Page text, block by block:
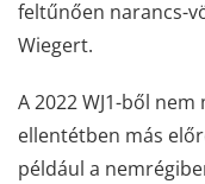
feltűnően narancs-
Wiegert.
A 2022 WJ1-ből
ellentétben más
például a